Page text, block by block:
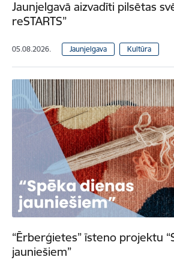
Jaunjelgavā aizvadīti pilsētas
reSTARTS”
05.08.2026. Jaunjelgava Kultūra
“Ērberģietes” īsteno projektu
jauniešiem”